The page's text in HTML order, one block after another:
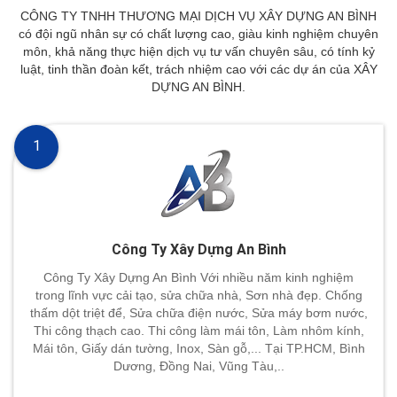
CÔNG TY TNHH THƯƠNG MẠI DỊCH VỤ XÂY DỰNG AN BÌNH
có đội ngũ nhân sự có chất lượng cao, giàu kinh nghiệm chuyên
môn, khả năng thực hiện dịch vụ tư vấn chuyên sâu, có tính kỷ
luật, tinh thần đoàn kết, trách nhiệm cao với các dự án của XÂY
DỰNG AN BÌNH.
Công Ty Xây Dựng An Bình
Công Ty Xây Dựng An Bình Với nhiều năm kinh nghiệm
trong lĩnh vực cải tạo, sửa chữa nhà, Sơn nhà đẹp. Chống
thấm dột triệt để, Sửa chữa điện nước, Sửa máy bơm nước,
Thi công thạch cao. Thi công làm mái tôn, Làm nhôm kính,
Mái tôn, Giấy dán tường, Inox, Sàn gỗ,... Tại TP.HCM, Bình
Dương, Đồng Nai, Vũng Tàu,..
1